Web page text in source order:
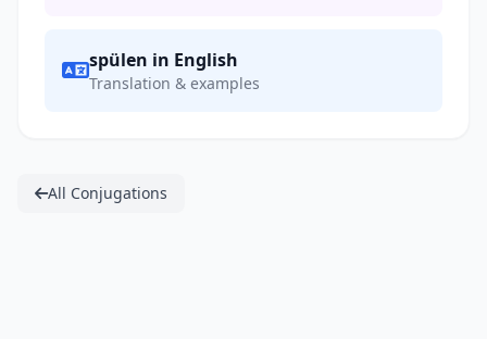
spülen in English
Translation & examples
All Conjugations